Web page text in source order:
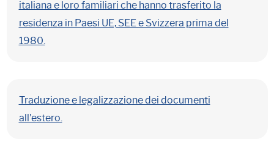
italiana e loro familiari che hanno trasferito la
residenza in Paesi UE, SEE e Svizzera prima del
1980.
Traduzione e legalizzazione dei documenti
all'estero.